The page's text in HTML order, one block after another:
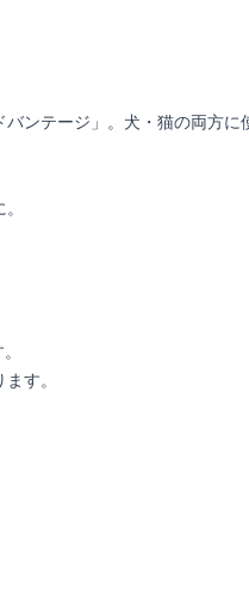
ンテージ」。犬・猫の両方
す。